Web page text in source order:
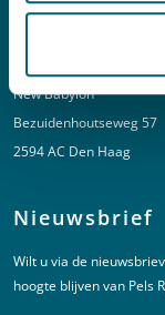
New Babylon
Bezuidenhoutseweg 57
2594 AC Den Haag
Nieuwsbrief
Wilt u via de
hoogte blijven van Pels